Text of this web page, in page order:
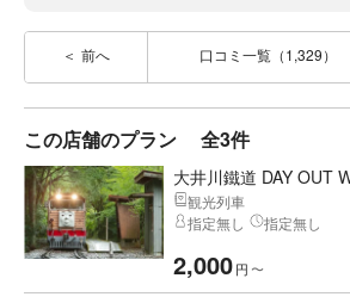
前へ 口コミ一覧（1,329）
この店舗のプラン 全3件
大井川鐵道 DAY OUT
観光列車
指定無し
指定無し
2,000円 〜